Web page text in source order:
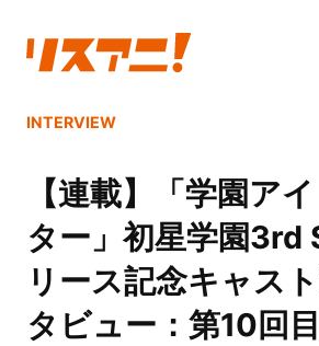
INTERVIEW
【連載】「学園ア
ター」初星学園3rd
リース記念キャス
タビュー：第10回